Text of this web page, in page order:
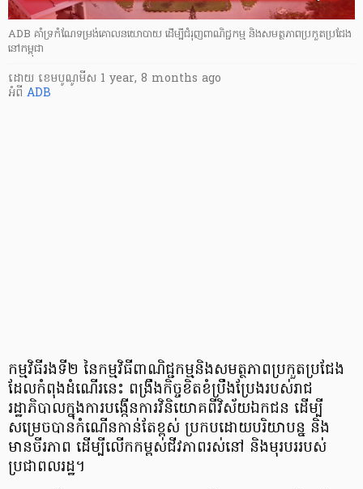
ADB គាំទ្រកំណែទម្រង់គោលនយោបាយ ដើម្បីជំរុញពាណិជ្ជកម្ម និងសមត្ថភាពប្រកួតប្រជែង
នៅកម្ពុជា
ដោយ ​ ខេមបូណូមីស 1 year, 8 months ago
អំពី ADB
កម្មវិធីរងទី២ នៃកម្មវិធីពាណិជ្ជកម្មនិងសមត្ថភាពប្រកួតប្រជែង
ដែលកំពុងដំណើរនេះ ពង្រឹងកិច្ចខិតខំប្រឹងប្រែងរបស់រាជ
រដ្ឋាភិបាលក្នុងការបង្កើនការវិនិយោគពីវិស័យឯកជន ដើម្បី
សម្រេចបានកំណើនកាន់តែខ្ពស់ ប្រកបដោយបរិយាបន្ន និង
មានចីរភាព ដើម្បីលើកកម្ពស់ជីវភាពរស់នៅ និងមុរបររបស់
ប្រជាពលរដ្ឋ។